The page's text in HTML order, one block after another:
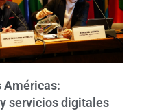
Américas:
servicios digitales